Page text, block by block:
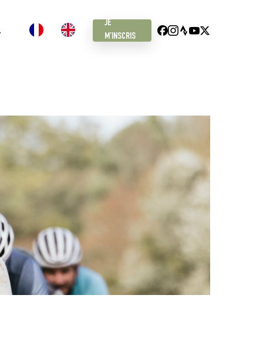
JE
M’INSCRIS
FACEBOOK
INSTAGRAM
STRAVAYOUTUBE
X